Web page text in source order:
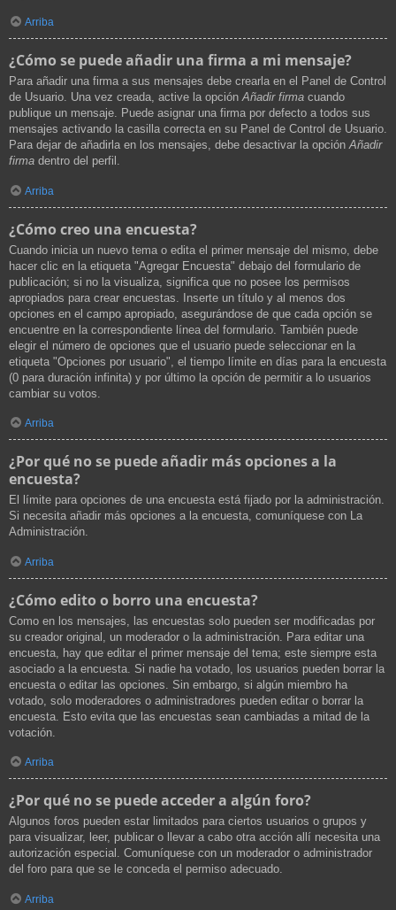
Arriba
¿Cómo se puede añadir una firma a mi mensaje?
Para añadir una firma a sus mensajes debe crearla en el Panel de Control
de Usuario. Una vez creada, active la opciónAñadir firma cuando
publique un mensaje. Puede asignar una firma por defecto a todos sus
mensajes activando la casilla correcta en su Panel de Control de Usuario.
Para dejar de añadirla en los mensajes, debe desactivar la opciónAñadir
firma dentro del perfil.
Arriba
¿Cómo creo una encuesta?
Cuando inicia un nuevo tema o edita el primer mensaje del mismo, debe
hacer clic en la etiqueta "Agregar Encuesta" debajo del formulario de
publicación; si no la visualiza, significa que no posee los permisos
apropiados para crear encuestas. Inserte un título y al menos dos
opciones en el campo apropiado, asegurándose de que cada opción se
encuentre en la correspondiente línea del formulario. También puede
elegir el número de opciones que el usuario puede seleccionar en la
etiqueta "Opciones por usuario", el tiempo límite en días para la encuesta
(0 para duración infinita) y por último la opción de permitir a lo usuarios
cambiar su votos.
Arriba
¿Por qué no se puede añadir más opciones a la
encuesta?
El límite para opciones de una encuesta está fijado por la administración.
Si necesita añadir más opciones a la encuesta, comuníquese con La
Administración.
Arriba
¿Cómo edito o borro una encuesta?
Como en los mensajes, las encuestas solo pueden ser modificadas por
su creador original, un moderador o la administración. Para editar una
encuesta, hay que editar el primer mensaje del tema; este siempre esta
asociado a la encuesta. Si nadie ha votado, los usuarios pueden borrar la
encuesta o editar las opciones. Sin embargo, si algún miembro ha
votado, solo moderadores o administradores pueden editar o borrar la
encuesta. Esto evita que las encuestas sean cambiadas a mitad de la
votación.
Arriba
¿Por qué no se puede acceder a algún foro?
Algunos foros pueden estar limitados para ciertos usuarios o grupos y
para visualizar, leer, publicar o llevar a cabo otra acción allí necesita una
autorización especial. Comuníquese con un moderador o administrador
del foro para que se le conceda el permiso adecuado.
Arriba